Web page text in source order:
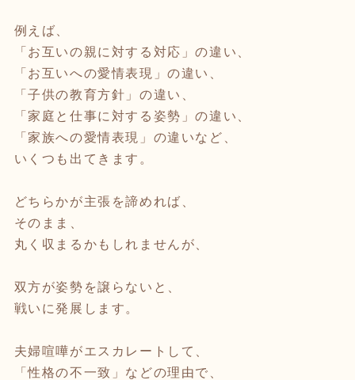
例えば、
「お互いの親に対する対応」の違い、
「お互いへの愛情表現」の違い、
「子供の教育方針」の違い、
「家庭と仕事に対する姿勢」の違い、
「家族への愛情表現」の違いなど、
いくつも出てきます。
どちらかが主張を諦めれば、
そのまま、
丸く収まるかもしれませんが、
双方が姿勢を譲らないと、
戦いに発展します。
夫婦喧嘩がエスカレートして、
「性格の不一致」などの理由で、